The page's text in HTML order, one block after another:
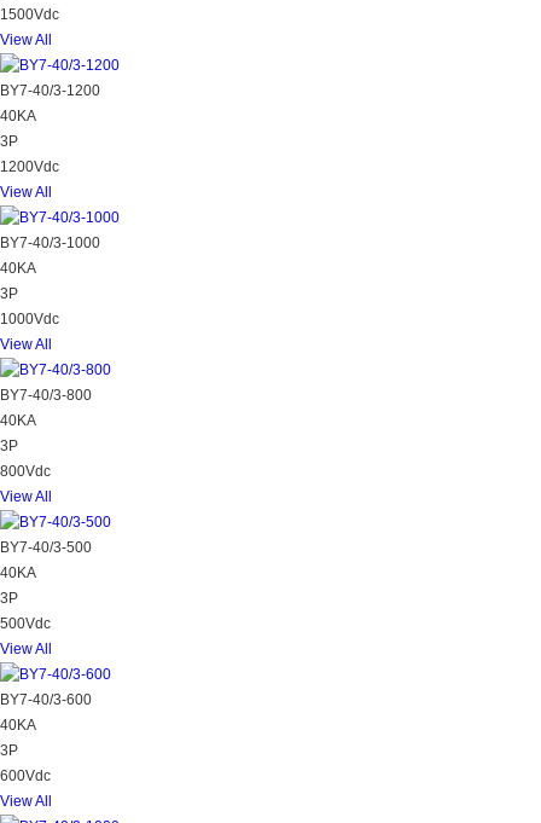
1500Vdc
View All
BY7-40/3-1200
40KA
3P
1200Vdc
View All
BY7-40/3-1000
40KA
3P
1000Vdc
View All
BY7-40/3-800
40KA
3P
800Vdc
View All
BY7-40/3-500
40KA
3P
500Vdc
View All
BY7-40/3-600
40KA
3P
600Vdc
View All